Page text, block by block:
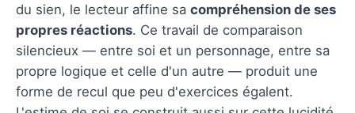
du sien, le lecteur affine sa compréhension de ses
propres réactions. Ce travail de comparaison
silencieux — entre soi et un personnage, entre sa
propre logique et celle d'un autre — produit une
forme de recul que peu d'exercices égalent.